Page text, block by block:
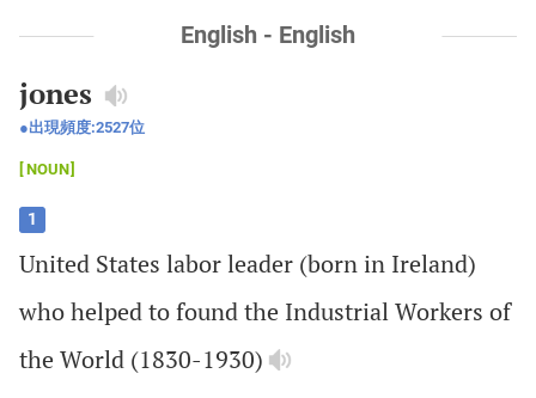
English - English
jones
出現頻度:2527位
NOUN
1
United States laborleader (born in Ireland)
whohelpedtofoundthe IndustrialWorkers of
the World (1830-1930)